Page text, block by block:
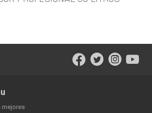
mejores